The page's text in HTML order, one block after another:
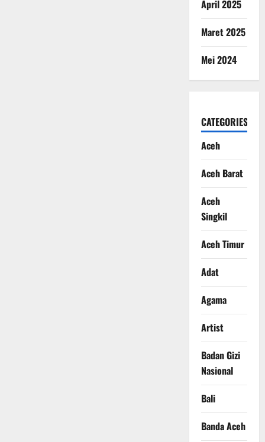
April 2025
Maret 2025
Mei 2024
CATEGORIES
Aceh
Aceh Barat
Aceh
Singkil
Aceh Timur
Adat
Agama
Artist
Badan Gizi
Nasional
Bali
Banda Aceh